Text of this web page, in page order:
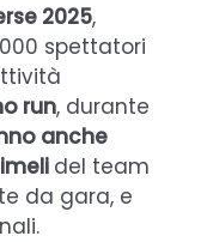
2025,
spettatori
run, durante
anche
del team
da gara, e